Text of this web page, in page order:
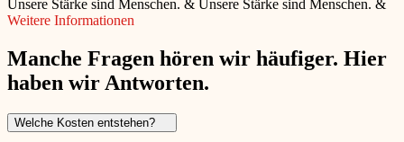
Unsere Stärke sind Menschen. & Unsere Stärke sind Menschen. &
Weitere Informationen
Manche Fragen hören wir häufiger. Hier
haben wir Antworten.
Welche Kosten entstehen?